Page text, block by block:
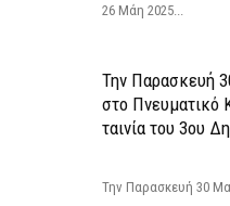
26 Μάη 2025...
Την Παρασκευή
στο Πνευματικό
ταινία του 3ου
Την Παρασκευή 30